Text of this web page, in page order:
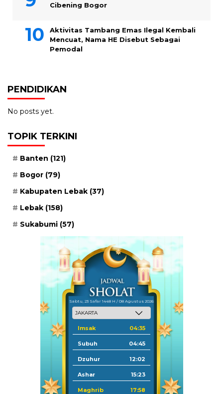
Cibening Bogor
Aktivitas Tambang Emas Ilegal Kembali
Mencuat, Nama HE Disebut Sebagai
Pemodal
PENDIDIKAN
No posts yet.
TOPIK TERKINI
Banten (121)
Bogor (79)
Kabupaten Lebak (37)
Lebak (158)
Sukabumi (57)
Sabtu, 23 Safar 1448 H / 08 Agustus 2026
Imsak 04:35
Subuh 04:45
Dzuhur 12:02
Ashar 15:23
Maghrib 17:58